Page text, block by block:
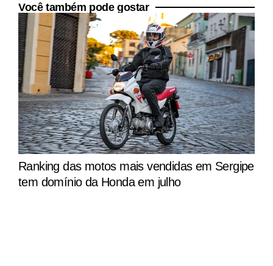
Você também pode gostar
Ranking das motos mais vendidas em Sergipe
tem domínio da Honda em julho